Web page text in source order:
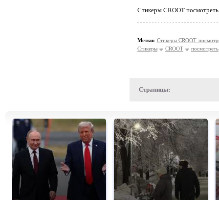
Стикеры CROOT
Метки: Стикеры CROOT
Стикеры
CROOT посмотреть
Страницы: